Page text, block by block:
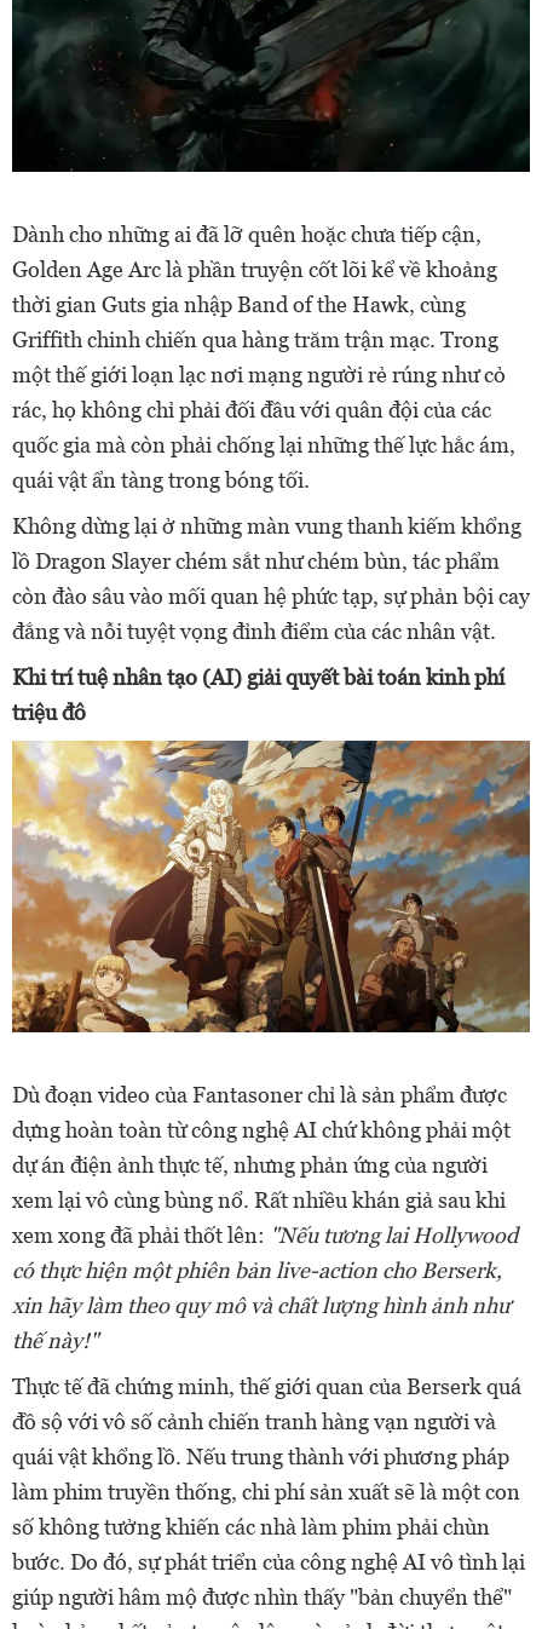
Dành cho những ai đã lỡ quên hoặc chưa tiếp cận,
Golden Age Arc là phần truyện cốt lõi kể về khoảng
thời gian Guts gia nhập Band of the Hawk, cùng
Griffith chinh chiến qua hàng trăm trận mạc. Trong
một thế giới loạn lạc nơi mạng người rẻ rúng như cỏ
rác, họ không chỉ phải đối đầu với quân đội của các
quốc gia mà còn phải chống lại những thế lực hắc ám,
quái vật ẩn tàng trong bóng tối.
Không dừng lại ở những màn vung thanh kiếm khổng
lồ Dragon Slayer chém sắt như chém bùn, tác phẩm
còn đào sâu vào mối quan hệ phức tạp, sự phản bội cay
đắng và nỗi tuyệt vọng đỉnh điểm của các nhân vật.
Khi trí tuệ nhân tạo (AI) giải quyết bài toán kinh phí
triệu đô
Dù đoạn video của Fantasoner chỉ là sản phẩm được
dựng hoàn toàn từ công nghệ AI chứ không phải một
dự án điện ảnh thực tế, nhưng phản ứng của người
xem lại vô cùng bùng nổ. Rất nhiều khán giả sau khi
xem xong đã phải thốt lên: "Nếu tương lai Hollywood
có thực hiện một phiên bản live-action cho Berserk,
xin hãy làm theo quy mô và chất lượng hình ảnh như
thế này!"
Thực tế đã chứng minh, thế giới quan của Berserk quá
đồ sộ với vô số cảnh chiến tranh hàng vạn người và
quái vật khổng lồ. Nếu trung thành với phương pháp
làm phim truyền thống, chi phí sản xuất sẽ là một con
số không tưởng khiến các nhà làm phim phải chùn
bước. Do đó, sự phát triển của công nghệ AI vô tình lại
giúp người hâm mộ được nhìn thấy "bản chuyển thể"